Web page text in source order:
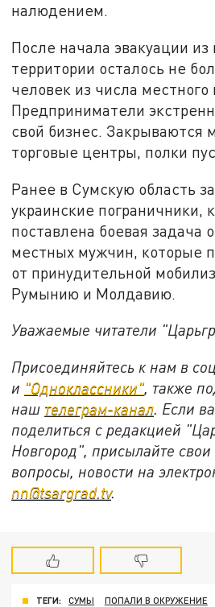
налюдением.
После начала эвакуации
территории осталось не
человек из числа местного
Предприниматели
свой бизнес. Закрываются
торговые центры, полки
Ранее в Сумскую область
украинские пограничники,
поставлена боевая задача
местных мужчин, которые
от принудительной
Румынию и Молдавию.
Уважаемые читатели
Присоединяйтесь к нам в
и "Одноклассники", также
наш телеграм-канал. Если
поделиться с редакцией
Новгород", присылайте
вопросы, новости на
nn@tsargrad.tv.
ТЕГИ: СУМЫ ПОПАЛИ В ОКРУЖЕНИЕ